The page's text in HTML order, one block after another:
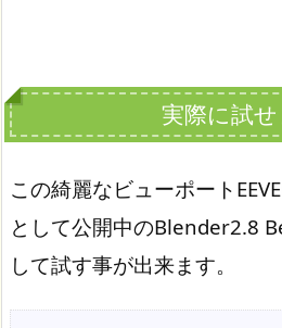
実際に試
この綺麗なビューポート
として公開中のBlender2.8
して試す事が出来ます。